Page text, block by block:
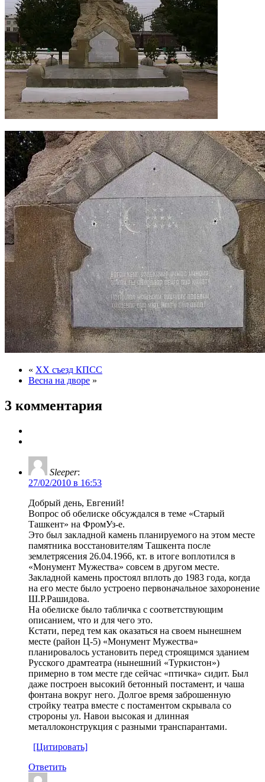
« XX съезд КПСС
Весна на дворе »
3 комментария
Sleeper:
27/02/2010 в 16:53
Добрый день, Евгений!
Вопрос об обелиске обсуждался в теме «Старый
Ташкент» на ФромУз-е.
Это был закладной камень планируемого на этом месте
памятника восстановителям Ташкента после
землетрясения 26.04.1966, кт. в итоге воплотился в
«Монумент Мужества» совсем в другом месте.
Закладной камень простоял вплоть до 1983 года, когда
на его месте было устроено первоначальное захоронение
Ш.Р.Рашидова.
На обелиске было табличка с соответствующим
описанием, что и для чего это.
Кстати, перед тем как оказаться на своем нынешнем
месте (район Ц-5) «Монумент Мужества»
планировалось установить перед строящимся зданием
Русского драмтеатра (нынешний «Туркистон»)
примерно в том месте где сейчас «птичка» сидит. Был
даже построен высокий бетонный постамент, и чаша
фонтана вокруг него. Долгое время заброшенную
стройку театра вместе с постаментом скрывала со
стророны ул. Навои высокая и длинная
металлоконструкция с разными транспарантами.
[Цитировать]
Ответить